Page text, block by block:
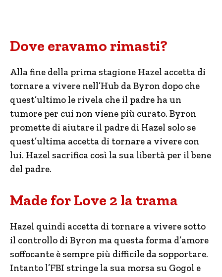
Dove eravamo rimasti?
Alla fine della prima stagione Hazel accetta di
tornare a vivere nell’Hub da Byron dopo che
quest’ultimo le rivela che il padre ha un
tumore per cui non viene più curato. Byron
promette di aiutare il padre di Hazel solo se
quest’ultima accetta di tornare a vivere con
lui. Hazel sacrifica così la sua libertà per il bene
del padre.
Made for Love 2 la trama
Hazel quindi accetta di tornare a vivere sotto
il controllo di Byron ma questa forma d’amore
soffocante è sempre più difficile da sopportare.
Intanto l’FBI stringe la sua morsa su Gogol e